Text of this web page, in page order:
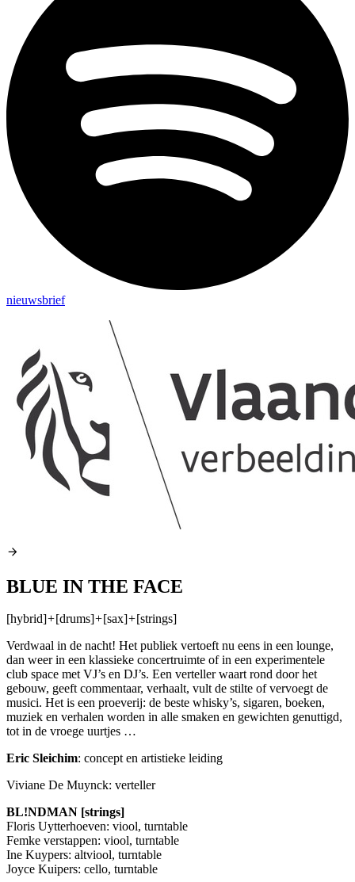
nieuwsbrief
BLUE IN THE FACE
[hybrid]+[drums]+[sax]+[strings]
Verdwaal in de nacht! Het publiek vertoeft nu eens in een lounge,
dan weer in een klassieke concertruimte of in een experimentele
club space met VJ’s en DJ’s. Een verteller waart rond door het
gebouw, geeft commentaar, verhaalt, vult de stilte of vervoegt de
musici. Het is een proeverij: de beste whisky’s, sigaren, boeken,
muziek en verhalen worden in alle smaken en gewichten genuttigd,
tot in de vroege uurtjes …
Eric Sleichim: concept en artistieke leiding
Viviane De Muynck: verteller
BL!NDMAN [strings]
Floris Uytterhoeven: viool, turntable
Femke verstappen: viool, turntable
Ine Kuypers: altviool, turntable
Joyce Kuipers: cello, turntable